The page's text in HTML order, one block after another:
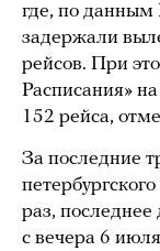
где, по данным
задержали
рейсов. При
Расписания»
152 рейса,
За последние
раз, последнее
с вечера 6